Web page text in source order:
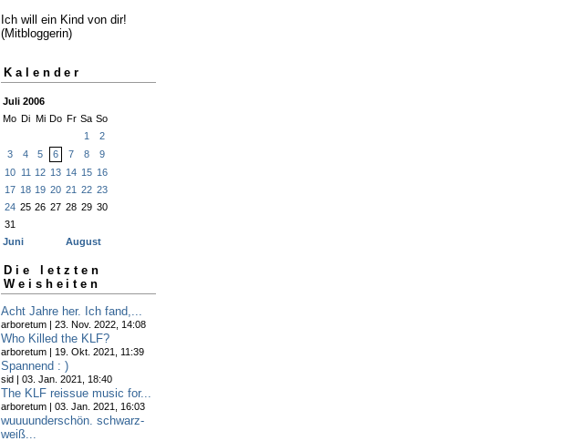
Ich will ein Kind von dir!
(Mitbloggerin)
Kalender
Juli 2006
Mo Di Mi Do Fr Sa So
1
2
3
4 5 6 7 8
9
10
11 12 13 14 15 16
17 18 19 20 21 22 23
24 25 26 27 28 29 30
31
Juni
August
Die letzten
Weisheiten
Acht Jahre her. Ich fand,...
arboretum | 23. Nov. 2022, 14:08
Who Killed the KLF?
arboretum | 19. Okt. 2021, 11:39
Spannend : )
sid | 03. Jan. 2021, 18:40
The KLF reissue music for...
arboretum | 03. Jan. 2021, 16:03
wuuuunderschön. schwarz-
weiß...